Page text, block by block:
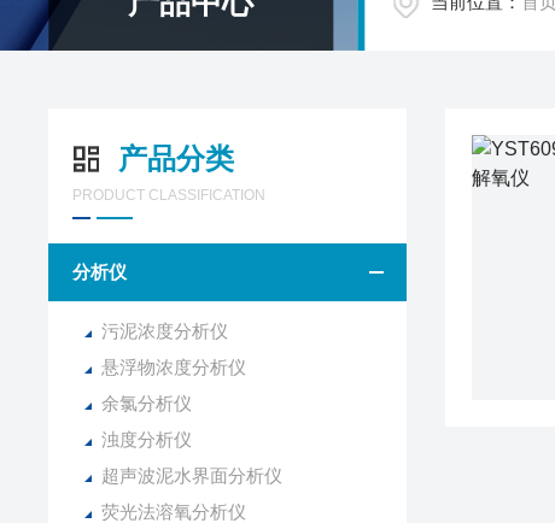
产品分类
PRODUCT CLASSIFICATION
分析仪
污泥浓度分析仪
悬浮物浓度分析仪
余氯分析仪
浊度分析仪
超声波泥水界面分析仪
荧光法溶氧分析仪